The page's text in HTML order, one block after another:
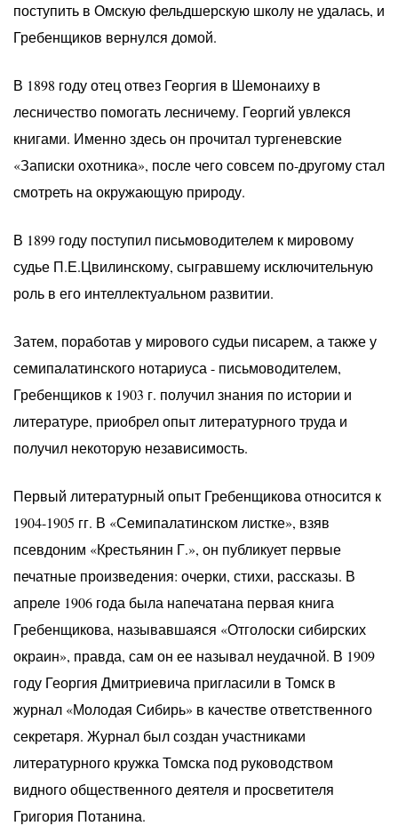
поступить в Омскую фельдшерскую школу не удалась, и
Гребенщиков вернулся домой.
В 1898 году отец отвез Георгия в Шемонаиху в
лесничество помогать лесничему. Георгий увлекся
книгами. Именно здесь он прочитал тургеневские
«Записки охотника», после чего совсем по-другому стал
смотреть на окружающую природу.
В 1899 году поступил письмоводителем к мировому
судье П.Е.Цвилинскому, сыгравшему исключительную
роль в его интеллектуальном развитии.
Затем, поработав у мирового судьи писарем, а также у
семипалатинского нотариуса - письмоводителем,
Гребенщиков к 1903 г. получил знания по истории и
литературе, приобрел опыт литературного труда и
получил некоторую независимость.
Первый литературный опыт Гребенщикова относится к
1904-1905 гг. В «Семипалатинском листке», взяв
псевдоним «Крестьянин Г.», он публикует первые
печатные произведения: очерки, стихи, рассказы. В
апреле 1906 года была напечатана первая книга
Гребенщикова, называвшаяся «Отголоски сибирских
окраин», правда, сам он ее называл неудачной. В 1909
году Георгия Дмитриевича пригласили в Томск в
журнал «Молодая Сибирь» в качестве ответственного
секретаря. Журнал был создан участниками
литературного кружка Томска под руководством
видного общественного деятеля и просветителя
Григория Потанина.